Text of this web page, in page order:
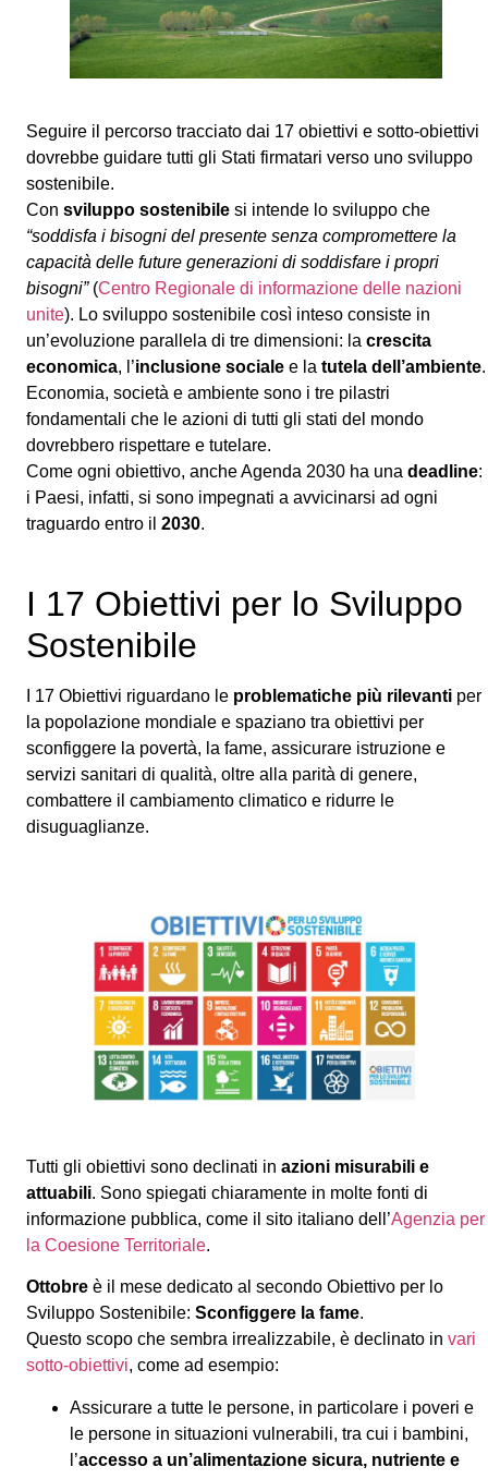
Seguire il percorso tracciato dai 17 obiettivi e sotto-obiettivi
dovrebbe guidare tutti gli Stati firmatari verso uno sviluppo
sostenibile.
Con sviluppo sostenibile si intende lo sviluppo che
“soddisfa i bisogni del presente senza compromettere la
capacità delle future generazioni di soddisfare i propri
bisogni”(Centro Regionale di informazione delle nazioni
unite). Lo sviluppo sostenibile così inteso consiste in
un’evoluzione parallela di tre dimensioni: la crescita
economica, l’inclusione sociale e la tutela dell’ambiente.
Economia, società e ambiente sono i tre pilastri
fondamentali che le azioni di tutti gli stati del mondo
dovrebbero rispettare e tutelare.
Come ogni obiettivo, anche Agenda 2030 ha una deadline:
i Paesi, infatti, si sono impegnati a avvicinarsi ad ogni
traguardo entro il 2030.
I 17 Obiettivi per lo Sviluppo
Sostenibile
I 17 Obiettivi riguardano le problematiche più rilevanti per
la popolazione mondiale e spaziano tra obiettivi per
sconfiggere la povertà, la fame, assicurare istruzione e
servizi sanitari di qualità, oltre alla parità di genere,
combattere il cambiamento climatico e ridurre le
disuguaglianze.
Tutti gli obiettivi sono declinati in azioni misurabili e
attuabili. Sono spiegati chiaramente in molte fonti di
informazione pubblica, come il sito italiano dell’Agenzia per
la Coesione Territoriale.
Ottobre è il mese dedicato al secondo Obiettivo per lo
Sviluppo Sostenibile: Sconfiggere la fame.
Questo scopo che sembra irrealizzabile, è declinato in vari
sotto-obiettivi, come ad esempio:
Assicurare a tutte le persone, in particolare i poveri e
le persone in situazioni vulnerabili, tra cui i bambini,
l’accesso a un’alimentazione sicura, nutriente e